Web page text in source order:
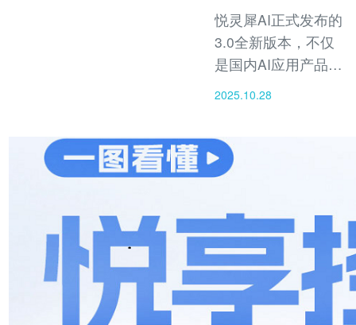
悦灵犀AI正式发布的
3.0全新版本，不仅
是国内AI应用产品的
视觉重构，更是一次
入全新研发的AI写真
系统，内置1000余款
“从模特生成到影像合
成”的一体化智能创作
体验。这标志着悦灵
犀正式迈入AI摄影与
多模态内容生成融合
2025.10.28